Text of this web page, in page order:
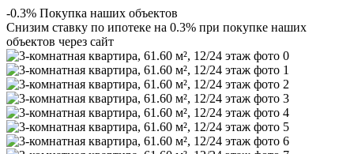
-0.3% Покупка наших объектов
Снизим ставку по ипотеке на 0.3% при покупке наших
объектов через сайт